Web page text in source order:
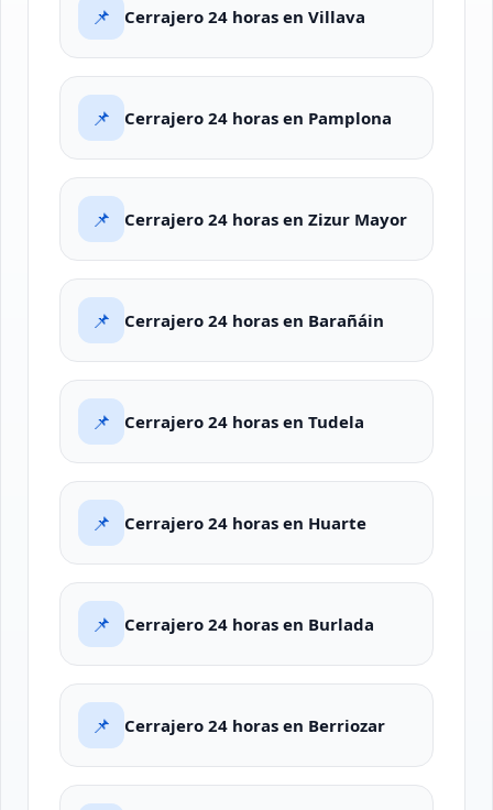
📌 Cerrajero 24 horas en Villava
📌 Cerrajero 24 horas en Pamplona
📌 Cerrajero 24 horas en Zizur Mayor
📌 Cerrajero 24 horas en Barañáin
📌 Cerrajero 24 horas en Tudela
📌 Cerrajero 24 horas en Huarte
📌 Cerrajero 24 horas en Burlada
📌 Cerrajero 24 horas en Berriozar